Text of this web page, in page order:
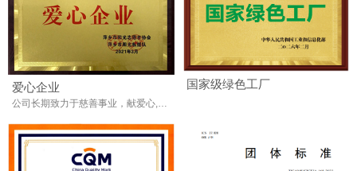
爱心企业
公司长期致力于慈善事业，献爱心,回馈社会是企业的责任。传递社正能量，为社会增添一份温暖，增添一份和谐。
国家级绿色工厂